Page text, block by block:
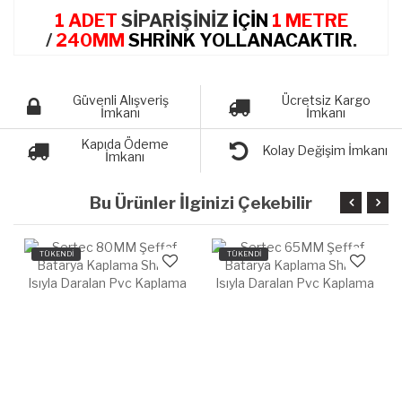
1 ADET SİPARİŞİNİZ İÇİN 1 METRE
/ 240MM SHRİNK YOLLANACAKTIR.
Güvenli Alışveriş
İmkanı
Ücretsiz Kargo
İmkanı
Kapıda Ödeme
İmkanı
Kolay Değişim İmkanı
Bu Ürünler İlginizi Çekebilir
TÜKENDİ TÜKENDİ